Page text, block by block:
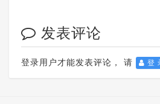
发表评论
登录用户才能发表评论， 请 登